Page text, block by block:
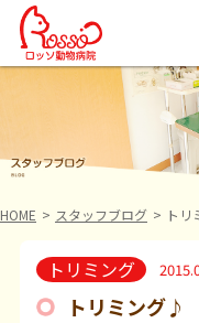
HOME スタッフブログ トリ
トリミング
トリミング♪